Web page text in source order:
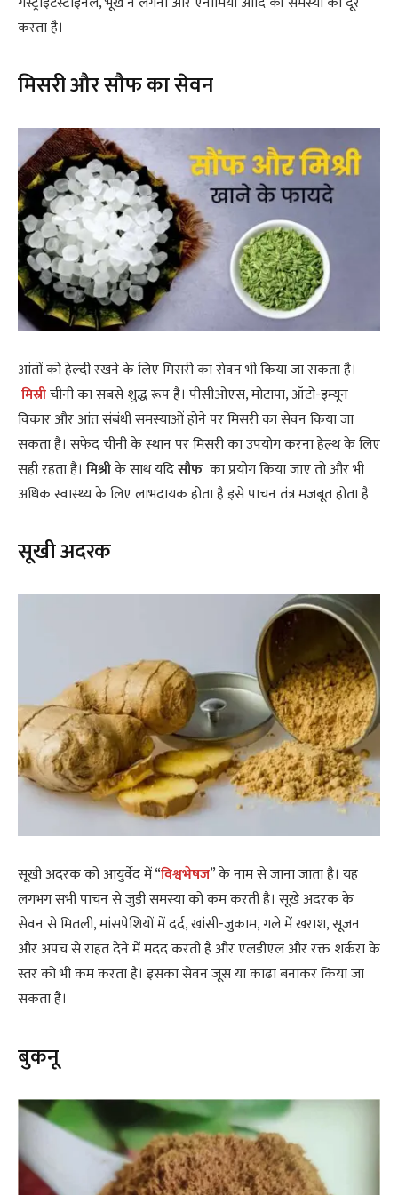
करता है।
मिसरीऔर सौफ का सेवन
आंतों को हेल्दी रखने के लिए मिसरी का सेवन भी किया जा सकता है।
मिस्रीचीनी का सबसे शुद्ध रूप है। पीसीओएस, मोटापा, ऑटो-इम्यून
विकार और आंत संबंधी समस्याओं होने पर मिसरी का सेवन किया जा
सकता है। सफेद चीनी के स्थान पर मिसरी का उपयोग करना हेल्थ के लिए
सही रहता है। मिश्रीके साथ यदिसौफ का प्रयोग किया जाए तो और भी
अधिक स्वास्थ्य के लिए लाभदायक होता है इसे पाचन तंत्र मजबूत होता है
सूखी अदरक
सूखी अदरक को आयुर्वेद में “विश्वभेषज” के नाम से जाना जाता है। यह
लगभग सभी पाचन से जुड़ी समस्या को कम करती है। सूखे अदरक के
सेवन से मितली, मांसपेशियों में दर्द, खांसी-जुकाम, गले में खराश, सूजन
और अपच से राहत देने में मदद करती है और एलडीएल और रक्त शर्करा के
स्तर को भी कम करता है। इसका सेवन जूस या काढा बनाकर किया जा
सकता है।
बुकनू